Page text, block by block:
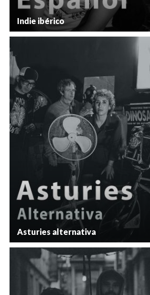
Indie ibérico
Asturies alternativa